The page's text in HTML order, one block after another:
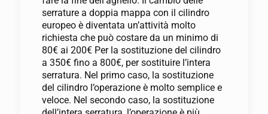
serrature a doppia mappa con il cilindro
europeo è diventata un’attività molto
richiesta che può costare da un minimo di
80€ ai 200€ Per la sostituzione del cilindro
a 350€ fino a 800€, per sostituire l’intera
serratura. Nel primo caso, la sostituzione
del cilindro l’operazione è molto semplice e
veloce. Nel secondo caso, la sostituzione